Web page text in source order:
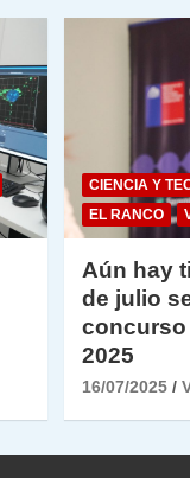
CIENCIA Y
EL RANCO
Aún hay
de julio
concurso
2025
16/07/2025